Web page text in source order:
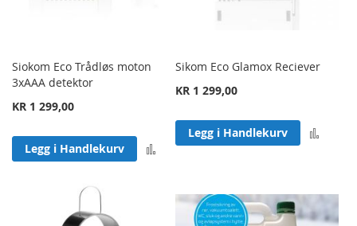
Siokom Eco Trådløs moton
3xAAA detektor
KR 1 299,00
Legg i Handlekurv Legg til sammenligning
Sikom Eco Glamox Reciever
KR 1 299,00
Legg i Handlekurv